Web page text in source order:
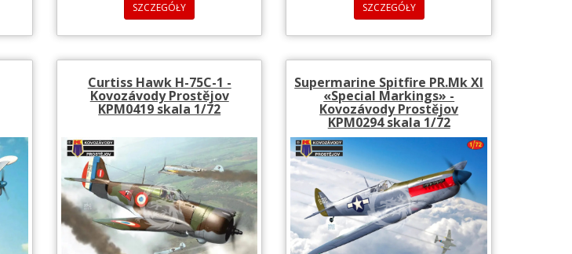
SZCZEGÓŁY SZCZEGÓŁY
Curtiss Hawk H-75C-1 -
Kovozávody Prostějov
KPM0419 skala 1/72
Supermarine Spitfire PR.Mk XI
«Special Markings» -
Kovozávody Prostějov
KPM0294 skala 1/72